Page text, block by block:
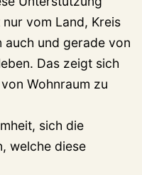
vom Land, Kreis
auch und gerade von
Das zeigt sich
Wohnraum zu
sich die
welche diese